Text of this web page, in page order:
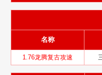
名称
1.76龙腾复古攻速